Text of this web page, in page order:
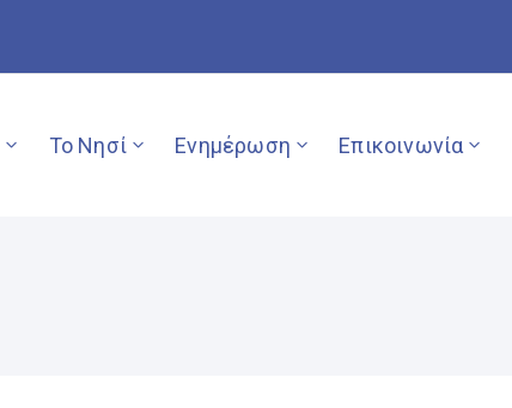
Το Νησί Ενημέρωση Επικοινωνία